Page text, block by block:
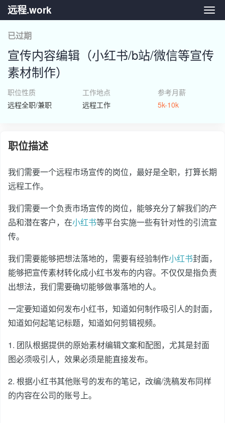
远
远程.work
已过期
宣传内容编辑（小红书/b站/微信等宣传
素材制作）
职位性质
远程全职/兼职
工作地点
远程工作
参考月薪
5k-10k
职位描述
我们需要一个远程市场宣传的岗位，最好是全职，打算长期
远程工作。
我们需要一个负责市场宣传的岗位，能够充分了解我们的产
品和潜在客户，在小红书等平台实施一些有针对性的引流宣
传。
我们需要能够把想法落地的，需要有经验制作小红书封面，
能够把宣传素材转化成小红书发布的内容。不仅仅是指负责
出想法，我们需要确切能够做事落地的人。
一定要知道如何发布小红书，知道如何制作吸引人的封面，
知道如何起笔记标题，知道如何剪辑视频。
1. 团队根据提供的原始素材编辑文案和配图，尤其是封面
图必须吸引人，效果必须是能直接发布。
2. 根据小红书其他账号的发布的笔记，改编/洗稿发布同样
的内容在公司的账号上。